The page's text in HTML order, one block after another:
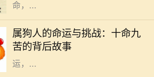
命，...
属狗人的命运与挑战：十命九
苦的背后故事
在中国传统文化中，属狗的人常常被
描绘为忠诚正直、勇敢无畏的形象。
然而，许多人并不知道的是，属狗的
命人常常面临着“十命九苦”的命
运，...